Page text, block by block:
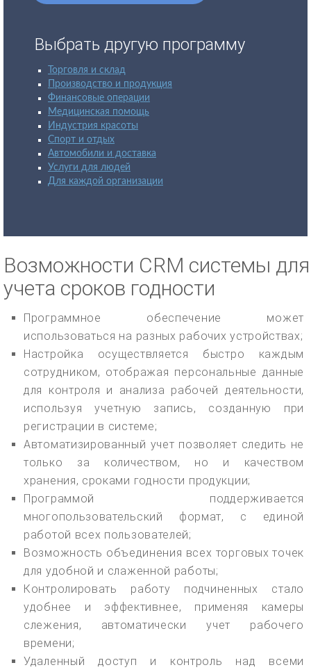
Выбрать другую программу
Торговля и склад
Производство и продукция
Финансовые операции
Медицинская помощь
Индустрия красоты
Спорт и отдых
Автомобили и доставка
Услуги для людей
Для каждой организации
Возможности CRM системы для
учета сроков годности
Программное обеспечение может
использоваться на разных рабочих устройствах;
Настройка осуществляется быстро каждым
сотрудником, отображая персональные данные
для контроля и анализа рабочей деятельности,
используя учетную запись, созданную при
регистрации в системе;
Автоматизированный учет позволяет следить не
только за количеством, но и качеством
хранения, сроками годности продукции;
Программой поддерживается
многопользовательский формат, с единой
работой всех пользователей;
Возможность объединения всех торговых точек
для удобной и слаженной работы;
Контролировать работу подчиненных стало
удобнее и эффективнее, применяя камеры
слежения, автоматически учет рабочего
времени;
Удаленный доступ и контроль над всеми